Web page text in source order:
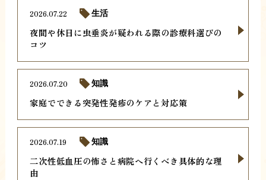
夜間や休日に虫垂炎が疑われる際の診療科選びの
コツ
2026.07.22 生活
家庭でできる突発性発疹のケアと対応策
2026.07.20 知識
二次性低血圧の怖さと病院へ行くべき具体的な理
由
2026.07.19 知識